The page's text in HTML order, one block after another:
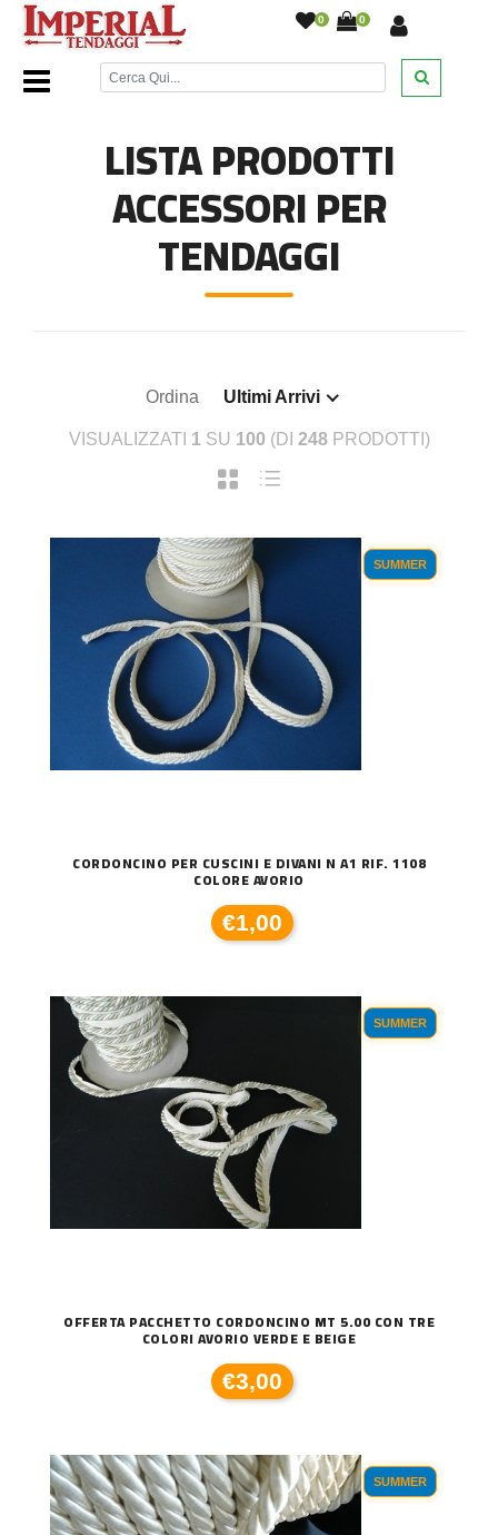
0 0
Home Page/Tessuti e Tendaggi/Accessori per tendaggi
LISTA PRODOTTI
ACCESSORI PER
TENDAGGI
Ordina Ultimi Arrivi
VISUALIZZATI 1 SU 100 (DI 248PRODOTTI)
SUMMER
CORDONCINO PER CUSCINI E DIVANI N A1 RIF. 1108
COLORE AVORIO
€1,00
SUMMER
OFFERTA PACCHETTO CORDONCINO MT 5.00 CON TRE
COLORI AVORIO VERDE E BEIGE
€3,00
SUMMER